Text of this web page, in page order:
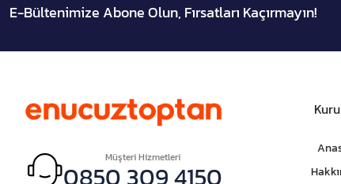
E-Bültenimize Abone Olun, Fırsatları Kaçırmayın!
Müşteri Hizmetleri